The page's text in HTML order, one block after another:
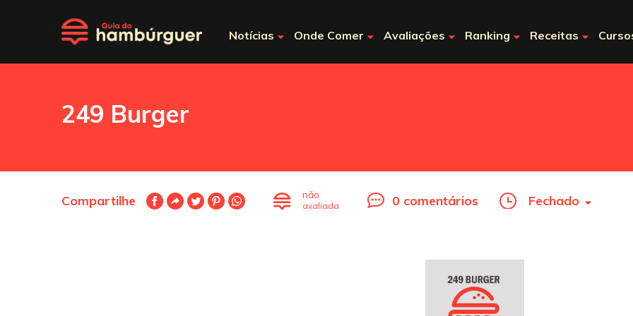
Notícias Onde Comer Avaliações Ranking Receitas
249 Burger
Compartilhe não
avaliada 0 comentários Fechado